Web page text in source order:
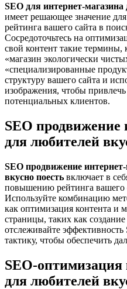
SEO для интернет-
имеет решающее значение
рейтинга вашего сайта в
Сосредоточьтесь на
свой контент такие термины,
«магазин экологически
«специализированные
структуру вашего сайта и
изображения, чтобы
потенциальных клиентов.
SEO продвижение
для любителей
SEO продвижение
вкусно поесть включает в
повышению рейтинга вашего
Используйте комбинацию
как оптимизация контента и
страницы, таких как
отслеживайте
тактику, чтобы обеспечить
SEO-оптимизация
для любителей